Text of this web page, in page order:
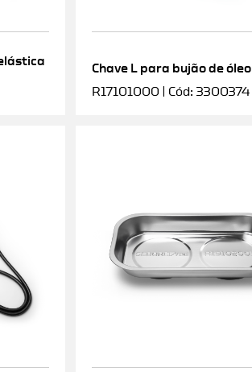
Chave L para bujão de óleo
R17101000 | Cód: 3300374